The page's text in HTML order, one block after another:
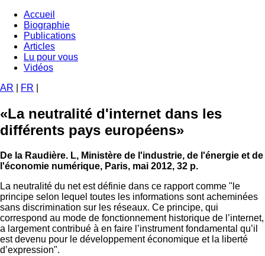
Aller
contenu
principal
Navigation
principale
Accueil
Biographie
Publications
Articles
Lu pour vous
Vidéos
AR
FR
«La neutralité d'internet dans les
différents pays européens»
De la Raudière. L, Ministère de l'industrie, de l'énergie et de
l'économie numérique, Paris, mai 2012, 32 p.
La neutralité du net est définie dans ce rapport comme "le
principe selon lequel toutes les informations sont acheminées
sans discrimination sur les réseaux. Ce principe, qui
correspond au mode de fonctionnement historique de l’internet,
a largement contribué à en faire l’instrument fondamental qu’il
est devenu pour le développement économique et la liberté
d’expression".